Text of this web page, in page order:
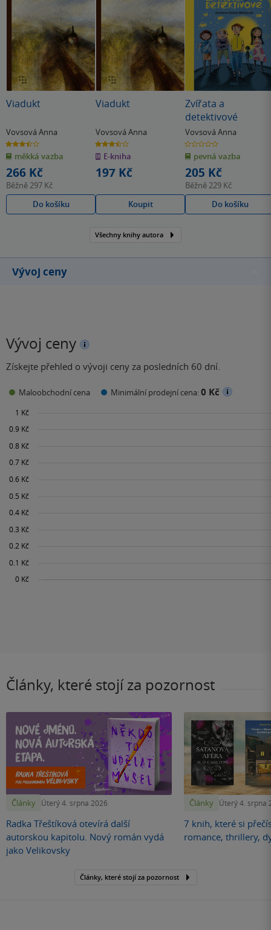
Viadukt
Vovsová Anna
3.5
z
5
hvězdiček
měkká vazba
266 Kč
Běžně297 Kč
Do košíku
Viadukt
Vovsová Anna
3.5
z
5
hvězdiček
E-kniha
197 Kč
Koupit
Zvířata a
detektivové
Vovsová Anna
0.0
z
5
hvězdiček
pevná vazba
205 Kč
Běžně229 Kč
Do košíku
Všechny knihy autora
Vývoj ceny
Vývoj ceny
Získejte přehled o vývoji ceny za posledních 60 dní.
Maloobchodní cena Minimální prodejní cena:0 Kč
Články, které stojí za pozornost
Články Úterý 4. srpna 2026
Radka Třeštíková otevírá další
autorskou kapitolu. Nový román vydá
jako Velikovsky
Články Úterý 4. srpna
7 knih, které si
romance, thrillery,
Články, které stojí za pozornost